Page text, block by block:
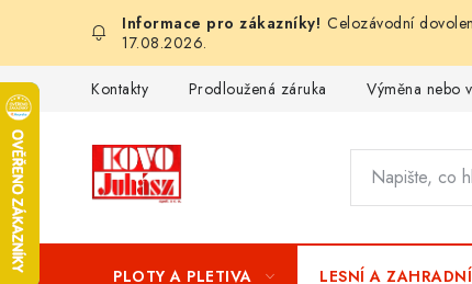
obsah
Celozávodní
17.08.2026.
Kontakty Prodloužená záruka Výměna nebo
PLOTY A PLETIVA LESNÍ A